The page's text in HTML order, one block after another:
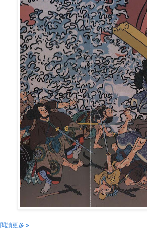
閱讀更多 »